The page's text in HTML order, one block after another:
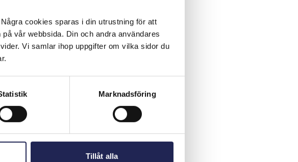
cookies sparas i din utrustning för att
vår webbsida. Din och andra användares
Vi samlar ihop uppgifter om vilka sidor du
Marknadsföring
Tillåt alla
med ditt TV-
lösning.
nedan.
ut sidan